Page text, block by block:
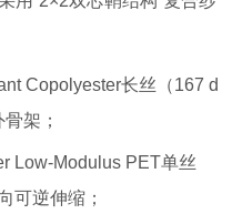
Copolyester长丝（167 d
架；
Low-Modulus PET单丝
可逆伸缩；